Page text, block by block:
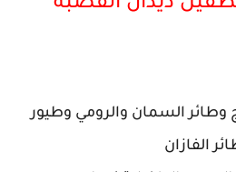
بطفيل ديدان القصبة
وطائر السمان والرومي وطيور
الفازان